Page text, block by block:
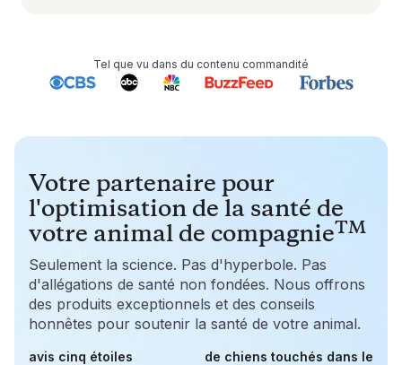
Tel que vu dans du contenu commandité
Votre partenaire pour
l'optimisation de la santé de
votre animal de compagnieTM
Seulement la science. Pas d'hyperbole. Pas
d'allégations de santé non fondées. Nous offrons
des produits exceptionnels et des conseils
honnêtes pour soutenir la santé de votre animal.
avis cinq étoiles
de chiens touchés dans le